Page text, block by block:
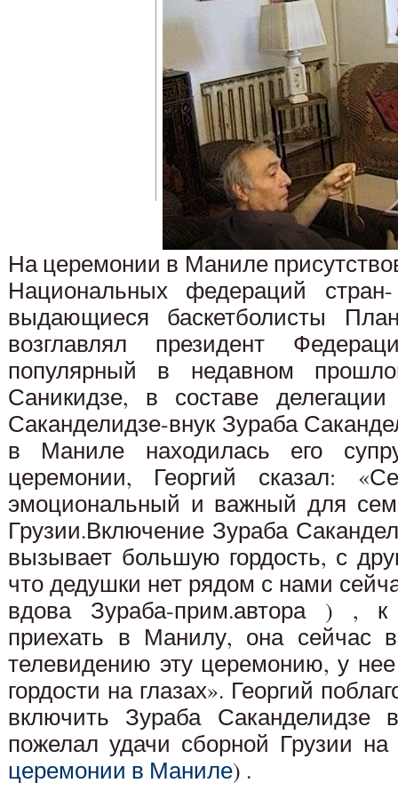
На церемонии в Маниле
Национальных федераций
выдающиеся баскетболисты
возглавлял президент
популярный в недавном
Саникидзе, в составе
Саканделидзе-внук Зураба
в Маниле находилась его
церемонии, Георгий сказал:
эмоциональный и важный для
Грузии.Включение Зураба
вызывает большую гордость, с
что дедушки нет рядом с нами
вдова Зураба-прим.автора ) ,
приехать в Манилу, она сейчас
телевидению эту церемонию, у
гордости на глазах». Георгий
включить Зураба
пожелал удачи сборной Грузии
церемонии в Маниле) .